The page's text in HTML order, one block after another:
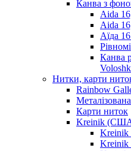
Канва з
Aida
Aida
Аїда
Канва
Нитки, карти
Rainbow
Карти ниток
Kreinik
Kreinik
Kreinik